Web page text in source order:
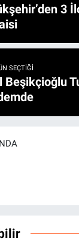
İlçe 20 Noktada Yeni Haftada Asfalt
SEÇTIĞI
Beşikçioğlu